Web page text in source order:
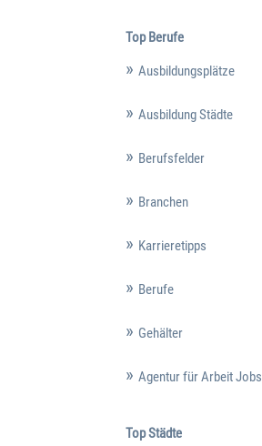
Top Berufe
Ausbildungsplätze
Ausbildung Städte
Berufsfelder
Branchen
Karrieretipps
Berufe
Gehälter
Agentur für Arbeit Jobs
Top Städte